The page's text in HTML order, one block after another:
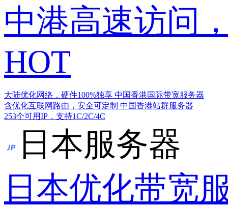
中港高速访问
HOT
大陆优化网络，硬件100%独享 中国香港国际带宽服务器
含优化互联网路由，安全可定制 中国香港站群服务器
253个可用IP，支持1C/2C/4C
日本服务器
日本优化带宽